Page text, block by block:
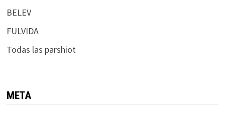
BELEV
FULVIDA
Todas las parshiot
META